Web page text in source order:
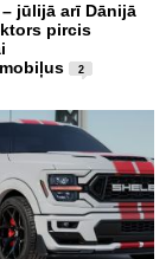
jūlijā arī Dānijā
pircis
2